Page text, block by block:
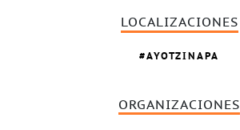
LOCALIZACIONES
AYOTZINAPA
ORGANIZACIONES